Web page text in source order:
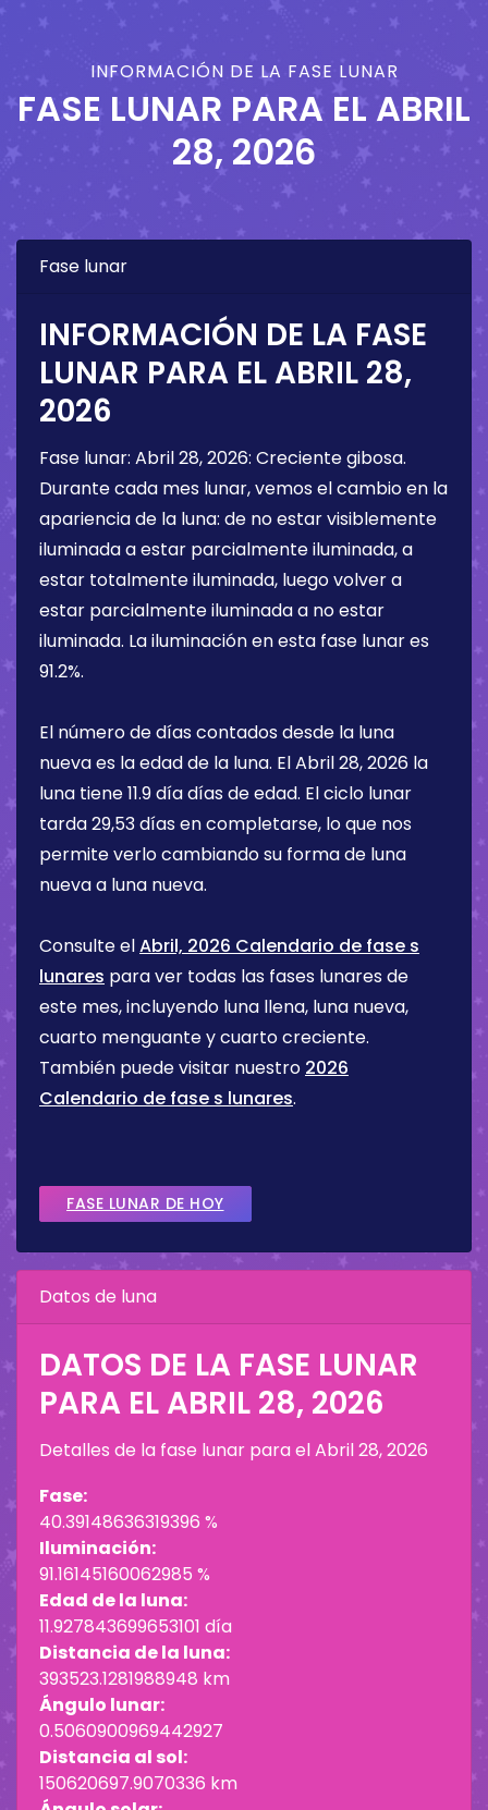
INFORMACIÓN DE LA FASE LUNAR
FASE LUNAR PARA EL ABRIL
28, 2026
Fase lunar
INFORMACIÓN DE LA FASE
LUNAR PARA EL ABRIL 28,
2026
Fase lunar: Abril 28, 2026: Creciente gibosa.
Durante cada mes lunar, vemos el cambio en la
apariencia de la luna: de no estar visiblemente
iluminada a estar parcialmente iluminada, a
estar totalmente iluminada, luego volver a
estar parcialmente iluminada a no estar
iluminada. La iluminación en esta fase lunar es
91.2%.
El número de días contados desde la luna
nueva es la edad de la luna. ElAbril 28, 2026 la
luna tiene11.9 díadías de edad. El ciclo lunar
tarda 29,53 días en completarse, lo que nos
permite verlo cambiando su forma de luna
nueva a luna nueva.
Consulte elAbril, 2026 Calendario de fase s
lunares para ver todas las fases lunares de
este mes, incluyendo luna llena, luna nueva,
cuarto menguante y cuarto creciente.
También puede visitar nuestro 2026
Calendario de fase s lunares.
FASE LUNAR DE HOY
Datos de luna
DATOS DE LA FASE LUNAR
PARA EL ABRIL 28, 2026
Detalles de la fase lunar para elAbril 28, 2026
Fase:
40.39148636319396 %
Iluminación:
91.16145160062985 %
Edad de la luna:
11.927843699653101 día
Distancia de la luna:
393523.1281988948 km
Ángulo lunar:
0.5060900969442927
Distancia al sol:
150620697.9070336 km